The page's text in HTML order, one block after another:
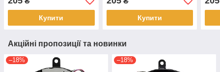
K55VJ K55VM K55VS
(9mm)
Купити Купити
Акційні пропозиції та новинки
–18% –18%